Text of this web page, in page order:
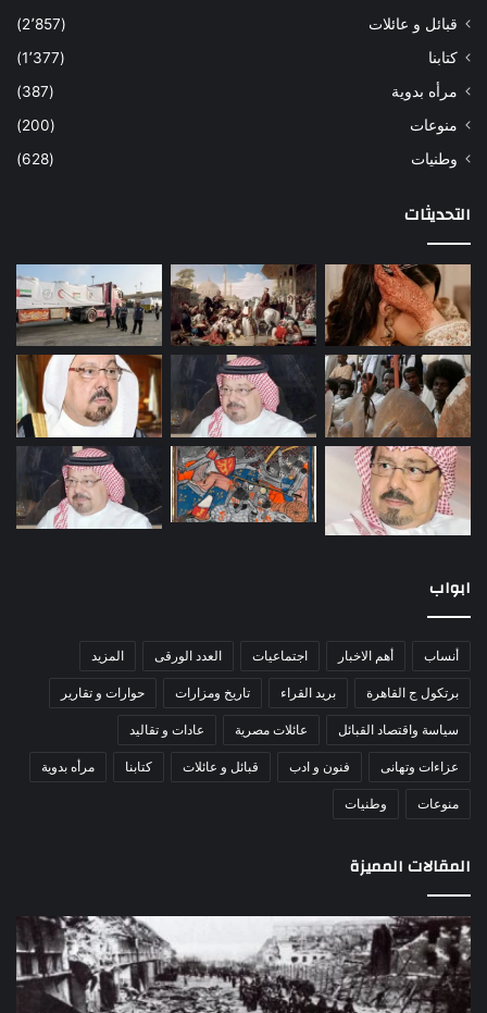
قبائل و عائلات
(2٬857)
كتابنا
(1٬377)
مرأه بدوية
(387)
منوعات
(200)
وطنيات
(628)
التحديثات
ابواب
أنساب أهم الاخبار اجتماعيات العدد الورقى المزيد
برتكول ج القاهرة بريد القراء تاريخ ومزارات حوارات و تقارير
سياسة واقتصاد القبائل عائلات مصرية عادات و تقاليد
عزاءات وتهانى فنون و ادب قبائل و عائلات كتابنا مرأه بدوية
منوعات وطنيات
المقالات المميزة
مذبحة
اللد..
القصة
الكاملة